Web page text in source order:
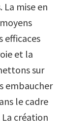
mise en
efficaces
et la
sur
embaucher
le cadre
création